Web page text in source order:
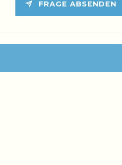
FRAGE ABSENDEN